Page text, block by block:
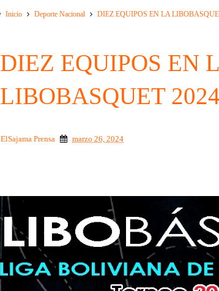
Inicio Deporte Nacional DIEZ EQUIPOS EN LA
DIEZ EQUIPOS EN
LIBOBASQUET 2024
ElSajama Prensa marzo 26, 2024